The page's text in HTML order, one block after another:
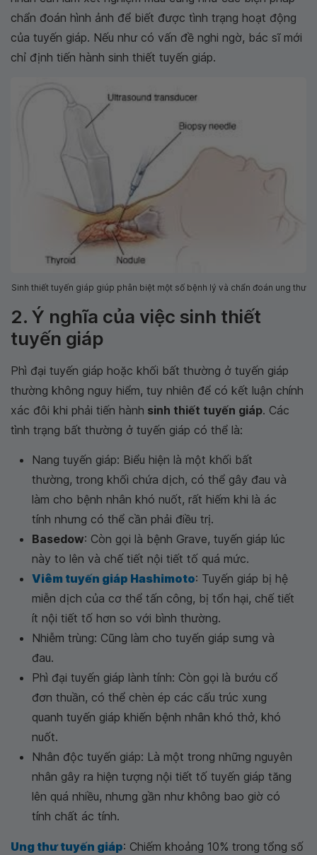
chẩn đoán hình ảnh để biết được tình trạng hoạt động
của tuyến giáp. Nếu như có vấn đề nghi ngờ, bác sĩ mới
chỉ định tiến hành sinh thiết tuyến giáp.
Sinh thiết tuyến giáp giúp phân biệt một số bệnh lý và chẩn đoán ung thư
2. Ý nghĩa của việc sinh thiết
tuyến giáp
Phì đại tuyến giáp hoặc khối bất thường ở tuyến giáp
thường không nguy hiểm, tuy nhiên để có kết luận chính
xác đôi khi phải tiến hành sinh thiết tuyến giáp. Các
tình trạng bất thường ở tuyến giáp có thể là:
Nang tuyến giáp: Biểu hiện là một khối bất
thường, trong khối chứa dịch, có thể gây đau và
làm cho bệnh nhân khó nuốt, rất hiếm khi là ác
tính nhưng có thể cần phải điều trị.
Basedow: Còn gọi là bệnh Grave, tuyến giáp lúc
này to lên và chế tiết nội tiết tố quá mức.
Viêm tuyến giáp Hashimoto: Tuyến giáp bị hệ
miễn dịch của cơ thể tấn công, bị tổn hại, chế tiết
ít nội tiết tố hơn so với bình thường.
Nhiễm trùng: Cũng làm cho tuyến giáp sưng và
đau.
Phì đại tuyến giáp lành tính: Còn gọi là bướu cổ
đơn thuần, có thể chèn ép các cấu trúc xung
quanh tuyến giáp khiến bệnh nhân khó thở, khó
nuốt.
Nhân độc tuyến giáp: Là một trong những nguyên
nhân gây ra hiện tượng nội tiết tố tuyến giáp tăng
lên quá nhiều, nhưng gần như không bao giờ có
tính chất ác tính.
Ung thư tuyến giáp: Chiếm khoảng 10% trong tổng số